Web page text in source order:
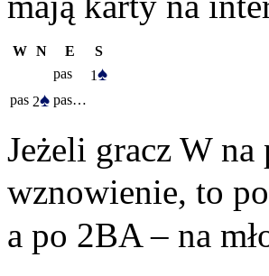
W N E
S
pas
1♠
pas 2♠ pas…
Jeżeli gracz W
wznowienie, to
a po 2BA – na